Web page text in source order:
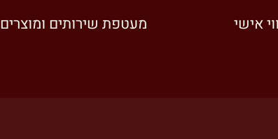
אישי מעטפת שירותים ומוצרים